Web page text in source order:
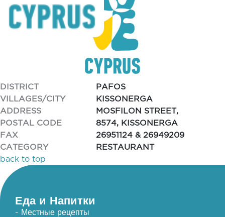
DISTRICT
PAFOS
VILLAGES/CITY
KISSONERGA
ADDRESS
MOSFILON STREET,
POSTAL CODE
8574, KISSONERGA
FAX
26951124 & 26949209
CATEGORY
RESTAURANT
back to top
Еда и Напитки
- Местные рецепты